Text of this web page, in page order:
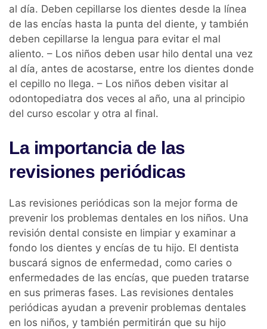
al día. Deben cepillarse los dientes desde la línea
de las encías hasta la punta del diente, y también
deben cepillarse la lengua para evitar el mal
aliento. – Los niños deben usar hilo dental una vez
al día, antes de acostarse, entre los dientes donde
el cepillo no llega. – Los niños deben visitar al
odontopediatra dos veces al año, una al principio
del curso escolar y otra al final.
La importancia de las
revisiones periódicas
Las revisiones periódicas son la mejor forma de
prevenir los problemas dentales en los niños. Una
revisión dental consiste en limpiar y examinar a
fondo los dientes y encías de tu hijo. El dentista
buscará signos de enfermedad, como caries o
enfermedades de las encías, que pueden tratarse
en sus primeras fases. Las revisiones dentales
periódicas ayudan a prevenir problemas dentales
en los niños, y también permitirán que su hijo